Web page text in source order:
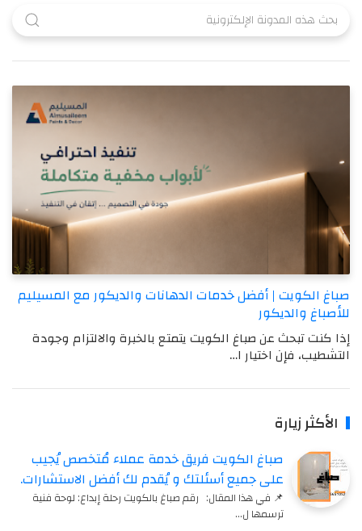
صباغ الكويت | أفضل خدمات الدهانات والديكور مع المسيليم
للأصباغ والديكور
إذا كنت تبحث عن صباغ الكويت يتمتع بالخبرة والالتزام وجودة
التشطيب، فإن اختيار ا…
الأكثر زيارة
صباغ الكويت فريق خدمة عملاء مُتخصص يُجيب
على جميع أسئلتك و يُقدم لك أفضل الاستشارات.
📌 في هذا المقال: رقم صباغ بالكويت رحلة إبداع: لوحة فنية
ترسمها ل…